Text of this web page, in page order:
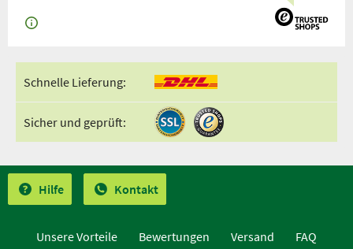
Schnelle Lieferung:
Sicher und geprüft:
Hilfe Kontakt
Unsere Vorteile Bewertungen Versand
FAQ